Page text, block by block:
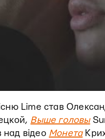
Lime став
Выше головы
відео Монета